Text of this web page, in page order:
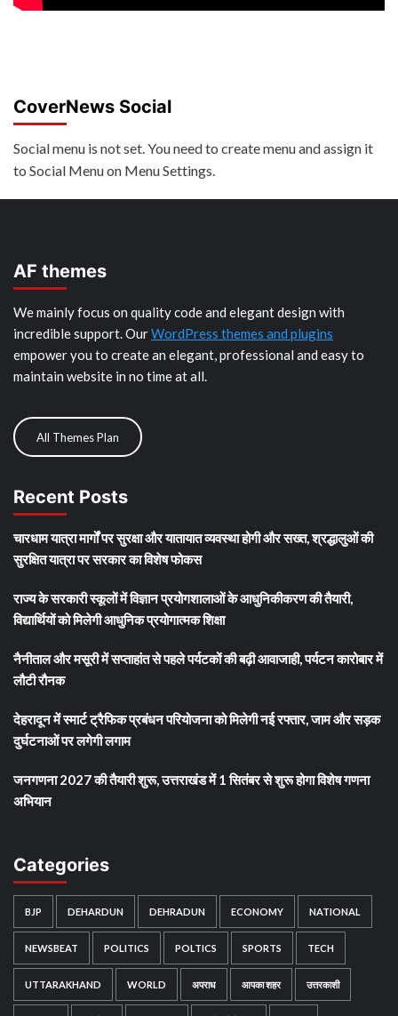
CoverNews Social
Social menu is not set. You need to create menu and assign it
to Social Menu on Menu Settings.
AF themes
We mainly focus on quality code and elegant design with
incredible support. OurWordPress themes and plugins
empower you to create an elegant, professional and easy to
maintain website in no time at all.
All Themes Plan
Recent Posts
चारधाम यात्रा मार्गों पर सुरक्षा और यातायात व्यवस्था होगी और सख्त, श्रद्धालुओं की
सुरक्षित यात्रा पर सरकार का विशेष फोकस
राज्य के सरकारी स्कूलों में विज्ञान प्रयोगशालाओं के आधुनिकीकरण की तैयारी,
विद्यार्थियों को मिलेगी आधुनिक प्रयोगात्मक शिक्षा
नैनीताल और मसूरी में सप्ताहांत से पहले पर्यटकों की बढ़ी आवाजाही, पर्यटन कारोबार में
लौटी रौनक
देहरादून में स्मार्ट ट्रैफिक प्रबंधन परियोजना को मिलेगी नई रफ्तार, जाम और सड़क
दुर्घटनाओं पर लगेगी लगाम
जनगणना 2027 की तैयारी शुरू, उत्तराखंड में 1 सितंबर से शुरू होगा विशेष गणना
अभियान
Categories
BJP DEHARDUN DEHRADUN ECONOMY NATIONAL
NEWSBEAT POLITICS POLTICS SPORTS TECH
UTTARAKHAND WORLD अपराध आपका शहर उत्तरकाशी